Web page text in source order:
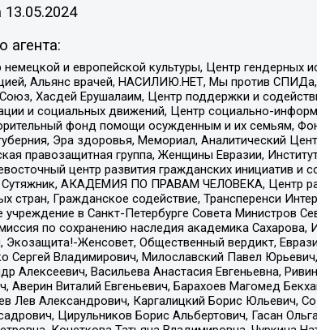
13.05.2024
агента:
и европейской культуры, Центр гендерных
Альянс врачей, НАСИЛИЮ.НЕТ, Мы против
Хасдей Ерушалаим, Центр поддержки и
и социальных движений, Центр социально-
фонд помощи осужденным и их семьям,
Эра здоровья, Мемориал, Аналитический
правозащитная группа, Женщины Евразии,
центр развития гражданских инициатив и
Сутяжник, АКАДЕМИЯ ПО ПРАВАМ ЧЕЛОВЕКА, Центр
стран, Гражданское содействие, Трансперенси
в Санкт-Петербурге Совета Министров
по сохранению наследия академика
Женсовет, Общественный вердикт,
Сергей Владимирович, Милославский Павел
Васильева Анастасия Евгеньевна,
Аверин Виталий Евгеньевич, Барахоев Магомед
Александрович, Каргалицкий Борис Юльевич,
Цирульников Борис Альбертович, Гасан